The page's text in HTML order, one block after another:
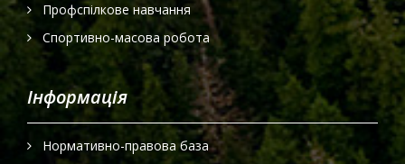
Профспілкове навчання
Спортивно-масова робота
Інформація
Нормативно-правова база